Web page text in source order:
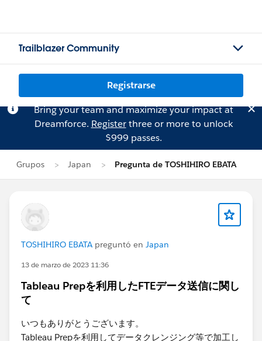
Trailblazer Community
Registrarse
Bring your team and maximize your impact at
Dreamforce. Registerthree or more to unlock
$999 passes.
Grupos Japan Pregunta de TOSHIHIRO EBATA
TOSHIHIRO EBATA preguntó en Japan
13 de marzo de 2023 11:36
Tableau Prepを利用したFTEデータ送信に関し
て
いつもありがとうございます。
Tableau Prepを利用してデータクレンジング等で加工し